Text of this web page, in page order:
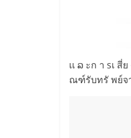
เเ ລ ะก า sเ
ณฑ์รับทรั พย์จา